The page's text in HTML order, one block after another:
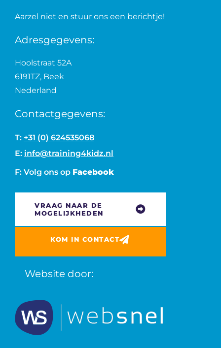
Aarzel niet en stuur ons een berichtje!
Adresgegevens:
Hoolstraat 52A
6191TZ, Beek
Nederland
Contactgegevens:
T: +31 (0) 624535068
E: info@training4kidz.nl
F: Volg ons op Facebook
VRAAG NAAR DE
MOGELIJKHEDEN
KOM IN CONTACT
Website door: